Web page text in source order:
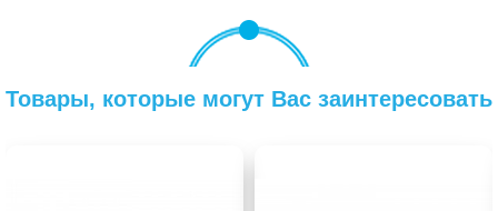
Товары, которые могут Вас заинтересовать